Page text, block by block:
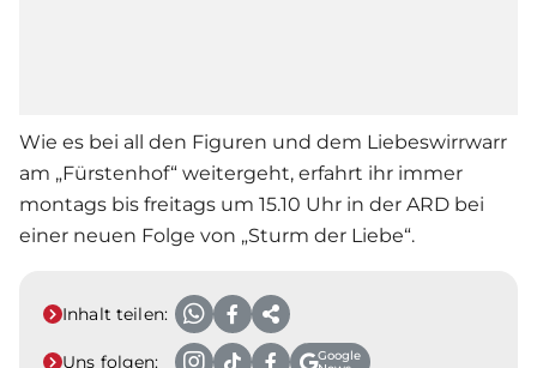
Wie es bei all den Figuren und dem Liebeswirrwarr
am „Fürstenhof“ weitergeht, erfahrt ihr immer
montags bis freitags um 15.10 Uhr in der ARD bei
einer neuen Folge von „Sturm der Liebe“.
Inhalt teilen:
Uns folgen:
Google